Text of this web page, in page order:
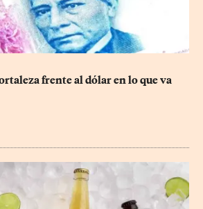
frente al dólar en lo que va